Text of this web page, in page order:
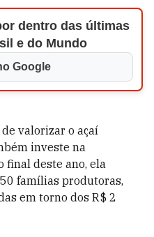
dentro das últimas
e do Mundo
Google
valorizar o açaí
investe na
final deste ano, ela
famílias produtoras,
em torno dos R$ 2